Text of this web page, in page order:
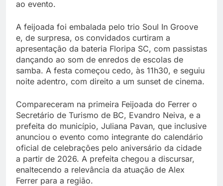
ao evento.
A feijoada foi embalada pelo trio Soul In Groove
e, de surpresa, os convidados curtiram a
apresentação da bateria Floripa SC, com passistas
dançando ao som de enredos de escolas de
samba. A festa começou cedo, às 11h30, e seguiu
noite adentro, com direito a um sunset de cinema.
Compareceram na primeira Feijoada do Ferrer o
Secretário de Turismo de BC, Evandro Neiva, e a
prefeita do município, Juliana Pavan, que inclusive
anunciou o evento como integrante do calendário
oficial de celebrações pelo aniversário da cidade
a partir de 2026. A prefeita chegou a discursar,
enaltecendo a relevância da atuação de Alex
Ferrer para a região.